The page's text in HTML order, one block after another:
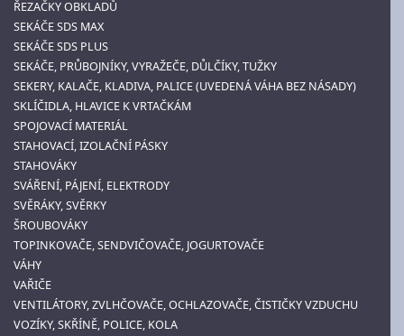
ŘEZAČKY OBKLADŮ
SEKÁČE SDS MAX
SEKÁČE SDS PLUS
SEKÁČE, PRŮBOJNÍKY, VYRAŽEČE, DŮLČÍKY, TUŽKY
SEKERY, KALAČE, KLADIVA, PALICE (UVEDENÁ VÁHA BEZ NÁSADY)
SKLÍČIDLA, HLAVICE K VRTAČKÁM
SPOJOVACÍ MATERIÁL
STAHOVACÍ, IZOLAČNÍ PÁSKY
STAHOVÁKY
SVÁŘENÍ, PÁJENÍ, ELEKTRODY
SVĚRÁKY, SVĚRKY
ŠROUBOVÁKY
TOPINKOVAČE, SENDVIČOVAČE, JOGURTOVAČE
VÁHY
VAŘIČE
VENTILÁTORY, ZVLHČOVAČE, OCHLAZOVAČE, ČISTIČKY VZDUCHU
VOZÍKY, SKŘÍNĚ, POLICE, KOLA